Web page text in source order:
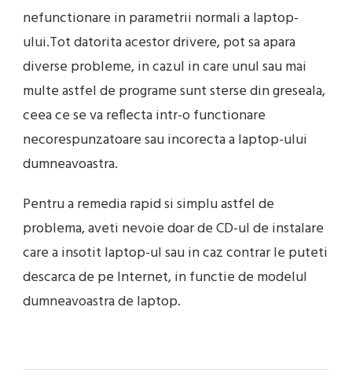
nefunctionare in parametrii normali a laptop-
ului.Tot datorita acestor drivere, pot sa apara
diverse probleme, in cazul in care unul sau mai
multe astfel de programe sunt sterse din greseala,
ceea ce se va reflecta intr-o functionare
necorespunzatoare sau incorecta a laptop-ului
dumneavoastra.
Pentru a remedia rapid si simplu astfel de
problema, aveti nevoie doar de CD-ul de instalare
care a insotit laptop-ul sau in caz contrar le puteti
descarca de pe Internet, in functie de modelul
dumneavoastra de laptop.